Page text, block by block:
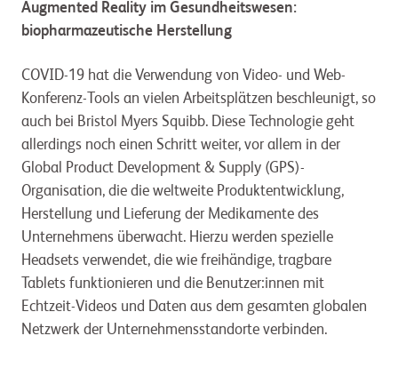
Augmented Reality im Gesundheitswesen:
biopharmazeutische Herstellung
COVID-19 hat die Verwendung von Video- und Web-
Konferenz-Tools an vielen Arbeitsplätzen beschleunigt, so
auch bei Bristol Myers Squibb. Diese Technologie geht
allerdings noch einen Schritt weiter, vor allem in der
Global Product Development & Supply (GPS)-
Organisation, die die weltweite Produktentwicklung,
Herstellung und Lieferung der Medikamente des
Unternehmens überwacht. Hierzu werden spezielle
Headsets verwendet, die wie freihändige, tragbare
Tablets funktionieren und die Benutzer:innen mit
Echtzeit-Videos und Daten aus dem gesamten globalen
Netzwerk der Unternehmensstandorte verbinden.